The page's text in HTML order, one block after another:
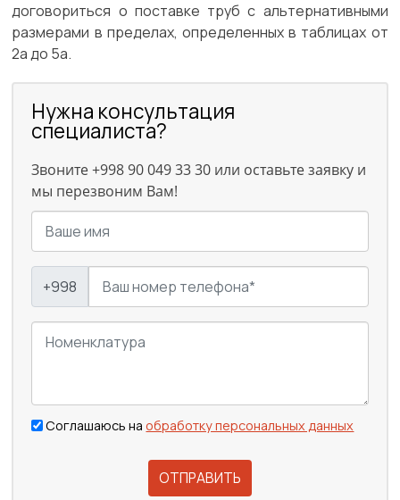
договориться о поставке труб с альтернативными
размерами в пределах, определенных в таблицах от
2а до 5а.
Нужна консультация
специалиста?
Звоните +998 90 049 33 30 или оставьте заявку и
мы перезвоним Вам!
+998
Соглашаюсь наобработку персональных данных
ОТПРАВИТЬ